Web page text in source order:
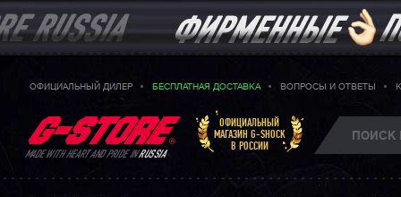
ОФИЦИАЛЬНЫЙ ДИЛЕР БЕСПЛАТНАЯ ДОСТАВКА ВОПРОСЫ И ОТВЕТЫ
MADE WITH HEART AND PRIDE INRUSSIA
ОФИЦИАЛЬНЫЙ
МАГАЗИН G-SHOCK
В РОССИИ